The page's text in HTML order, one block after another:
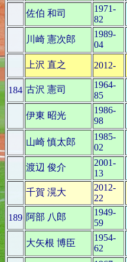
佐伯 和司
1971-
82
川崎 憲次郎
1989-
04
上沢 直之
2012-
184 古沢 憲司
1964-
85
伊東 昭光
1986-
98
山崎 慎太郎
1985-
02
渡辺 俊介
2001-
13
千賀 滉大
2012-
22
189 阿部 八郎
1949-
59
大矢根 博臣
1954-
62